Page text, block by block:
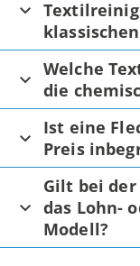
Welche
die
Ist eine
Preis
Gilt bei
das Lohn-
Modell?